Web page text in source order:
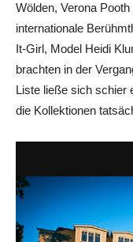
Wölden, Verona
internationale
It-Girl, Model Heidi
brachten in der
Liste ließe sich schier
die Kollektionen